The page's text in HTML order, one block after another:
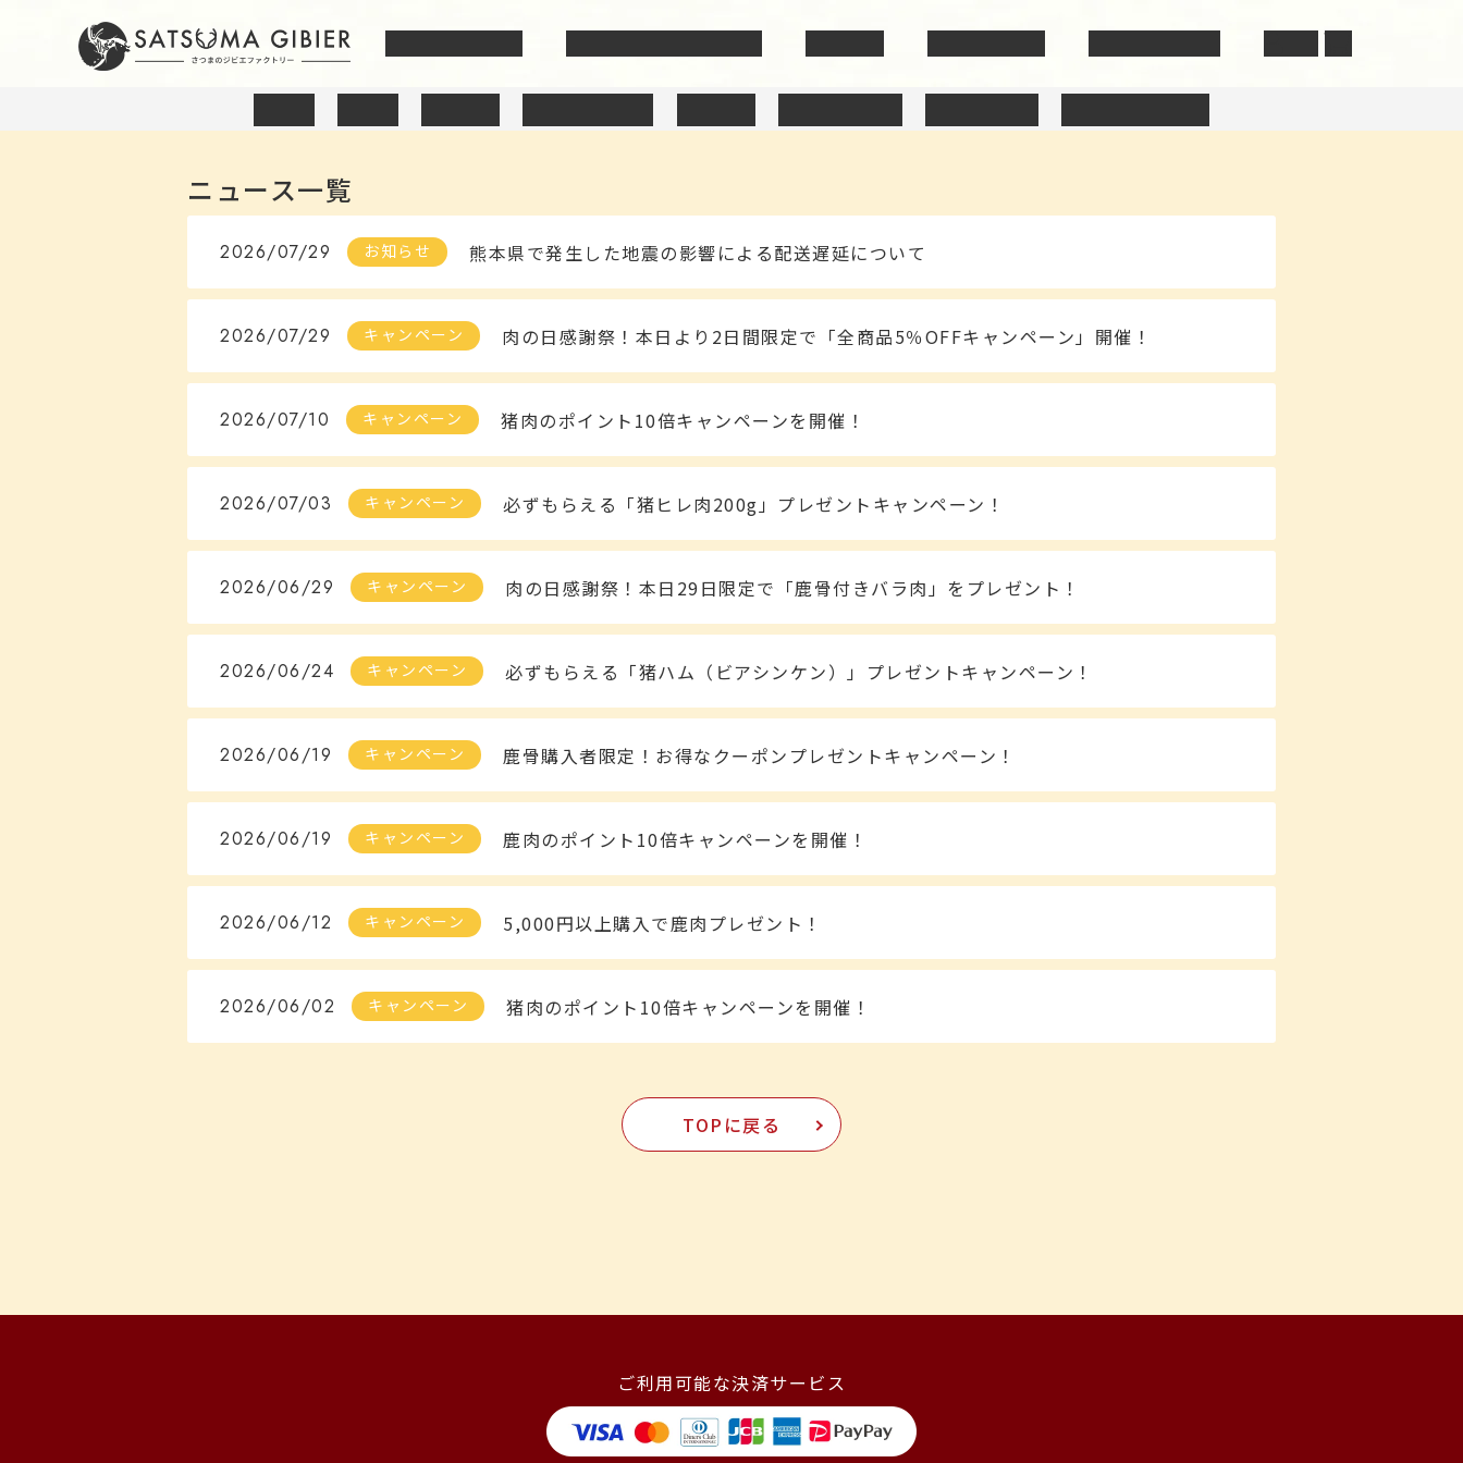
ニュース一覧
2026/07/29 お知らせ 熊本県で発生した地震の影響による配送遅延について
2026/07/29 キャンペーン 肉の日感謝祭！本日より2日間限定で「全商品5％OFFキャンペーン」開催！
2026/07/10 キャンペーン 猪肉のポイント10倍キャンペーンを開催！
2026/07/03 キャンペーン 必ずもらえる「猪ヒレ肉200g」プレゼントキャンペーン！
2026/06/29 キャンペーン 肉の日感謝祭！本日29日限定で「鹿骨付きバラ肉」をプレゼント！
2026/06/24 キャンペーン 必ずもらえる「猪ハム（ビアシンケン）」プレゼントキャンペーン！
2026/06/19 キャンペーン 鹿骨購入者限定！お得なクーポンプレゼントキャンペーン！
2026/06/19 キャンペーン 鹿肉のポイント10倍キャンペーンを開催！
2026/06/12 キャンペーン 5,000円以上購入で鹿肉プレゼント！
2026/06/02 キャンペーン 猪肉のポイント10倍キャンペーンを開催！
TOPに戻る
ご利用可能な決済サービス